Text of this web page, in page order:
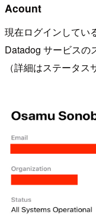
Acount
現在ログインしてい
Datadog サービスの
（詳細はステータス